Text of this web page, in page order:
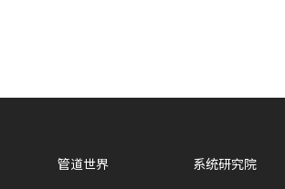
管道世界 系统研究院